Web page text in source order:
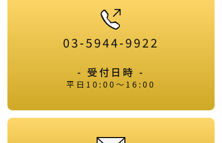
03-5944-9922
- 受付日時 -
平日10:00～16:00